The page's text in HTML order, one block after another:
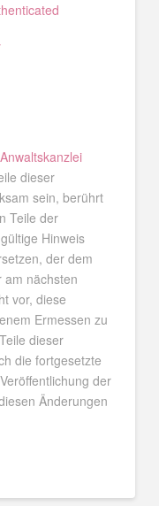
Anwaltskanzlei
dieser
sein, berührt
Teile der
Hinweis
der dem
am nächsten
vor, diese
Ermessen zu
dieser
die fortgesetzte
der
Änderungen